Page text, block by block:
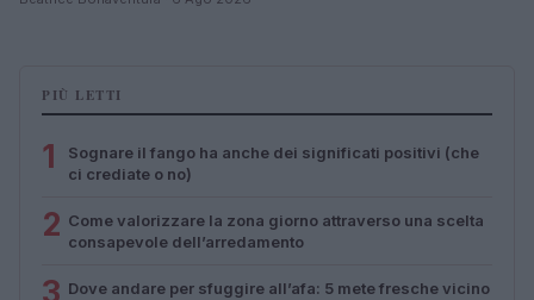
PIÙ LETTI
1
Sognare il fango ha anche dei significati positivi (che
ci crediate o no)
2 Come valorizzare la zona giorno attraverso una scelta
consapevole dell’arredamento
3 Dove andare per sfuggire all’afa: 5 mete fresche vicino